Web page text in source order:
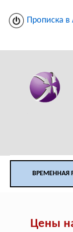
Прописка в
ВРЕМЕННАЯ
Цены